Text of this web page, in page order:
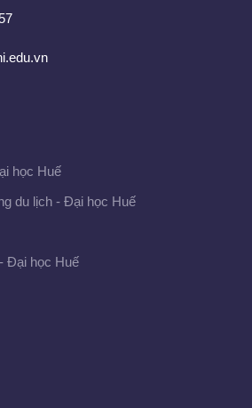
học Huế
du lịch - Đại học Huế
Đại học Huế